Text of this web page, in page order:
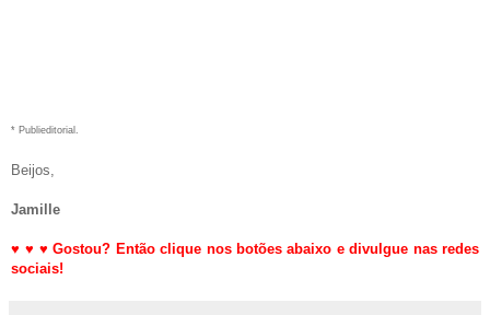
* Publieditorial.
Beijos,
Jamille
♥ ♥ ♥Gostou? Então clique nos botões abaixo e divulgue nas redes
sociais!